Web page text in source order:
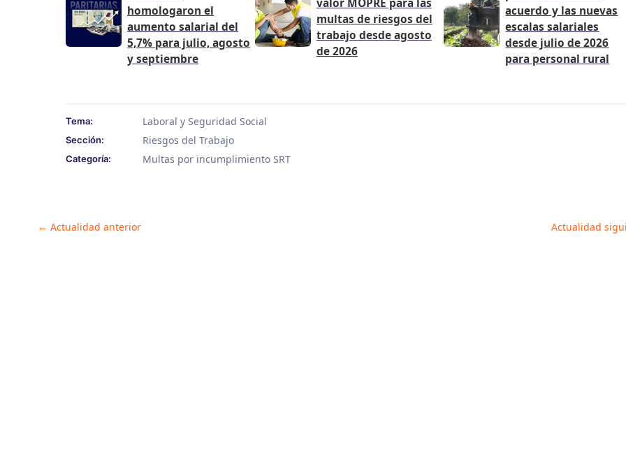
homologaron el
aumento salarial del
5,7% para julio, agosto
y septiembre
valor MOPRE para las
multas de riesgos del
trabajo desde agosto
de 2026
acuerdo y las nuevas
escalas salariales
desde julio de 2026
para personal rural
Tema: Laboral y Seguridad Social
Sección: Riesgos del Trabajo
Categoría: Multas por incumplimiento SRT
Post
← Actualidad anterior Actualidad